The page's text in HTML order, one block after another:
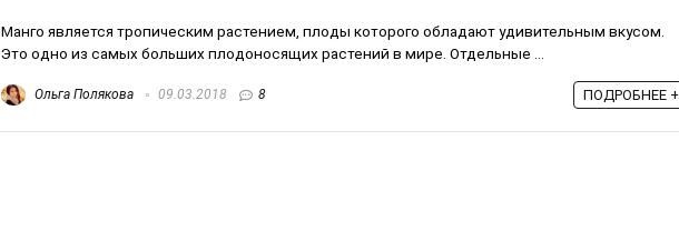
Манго является тропическим растением, плоды которого обладают удивительным вкусом.
Это одно из самых больших плодоносящих растений в мире. Отдельные ...
Ольга Полякова 09.03.2018 8 ПОДРОБНЕЕ +